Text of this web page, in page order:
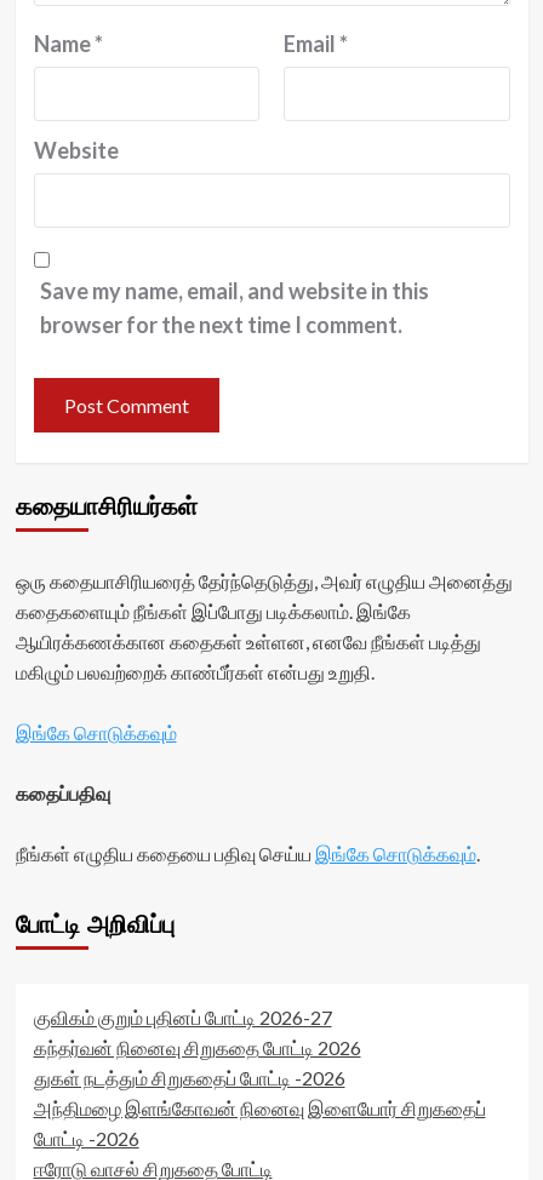
Name* Email*
Website
Save my name, email, and website in this
browser for the next time I comment.
கதையாசிரியர்கள்
ஒரு கதையாசிரியரைத் தேர்ந்தெடுத்து, அவர் எழுதிய அனைத்து
கதைகளையும் நீங்கள் இப்போது படிக்கலாம். இங்கே
ஆயிரக்கணக்கான கதைகள் உள்ளன, எனவே நீங்கள் படித்து
மகிழும் பலவற்றைக் காண்பீர்கள் என்பது உறுதி.
இங்கே சொடுக்கவும்
கதைப்பதிவு
நீங்கள் எழுதிய கதையை பதிவு செய்ய இங்கே சொடுக்கவும்.
போட்டி அறிவிப்பு
குவிகம் குறும் புதினப் போட்டி 2026-27
கந்தர்வன் நினைவு சிறுகதை போட்டி 2026
துகள் நடத்தும் சிறுகதைப் போட்டி -2026
அந்திமழை இளங்கோவன் நினைவு இளையோர் சிறுகதைப்
போட்டி -2026
ஈரோடு வாசல் சிறுகதை போட்டி